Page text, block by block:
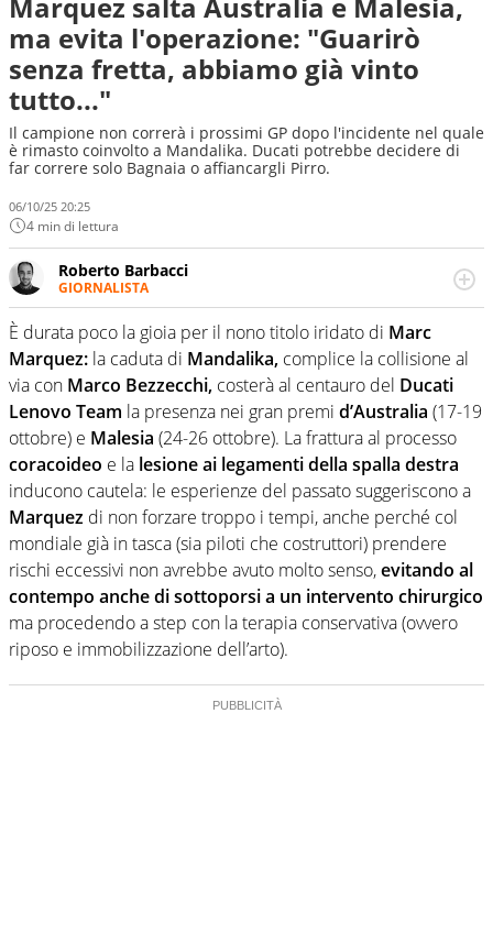
ma evita l'operazione: "Guarirò
senza fretta, abbiamo già vinto
tutto..."
Il campione non correrà i prossimi GP dopo l'incidente nel quale
è rimasto coinvolto a Mandalika. Ducati potrebbe decidere di
far correre solo Bagnaia o affiancargli Pirro.
06/10/25 20:25
4 min di lettura
Roberto Barbacci
GIORNALISTA
Giornalista (pubblicista) sportivo a tutto campo, è il
tuttologo di Virgilio Sport. Provate a chiedergli di boxe, di
scherma, di volley o di curling: ve ne farà innamorare
È durata poco la gioia per il nono titolo iridato di Marc
Marquez: la caduta di Mandalika, complice la collisione al
via con Marco Bezzecchi, costerà al centauro del Ducati
Lenovo Team la presenza nei gran premi d’Australia (17-19
ottobre) e Malesia (24-26 ottobre). La frattura al processo
coracoideo e la lesione ai legamenti della spalla destra
inducono cautela: le esperienze del passato suggeriscono a
Marquez di non forzare troppo i tempi, anche perché col
mondiale già in tasca (sia piloti che costruttori) prendere
rischi eccessivi non avrebbe avuto molto senso,evitando al
contempo anche di sottoporsi a un intervento chirurgico
ma procedendo a step con la terapia conservativa (ovvero
riposo e immobilizzazione dell’arto).